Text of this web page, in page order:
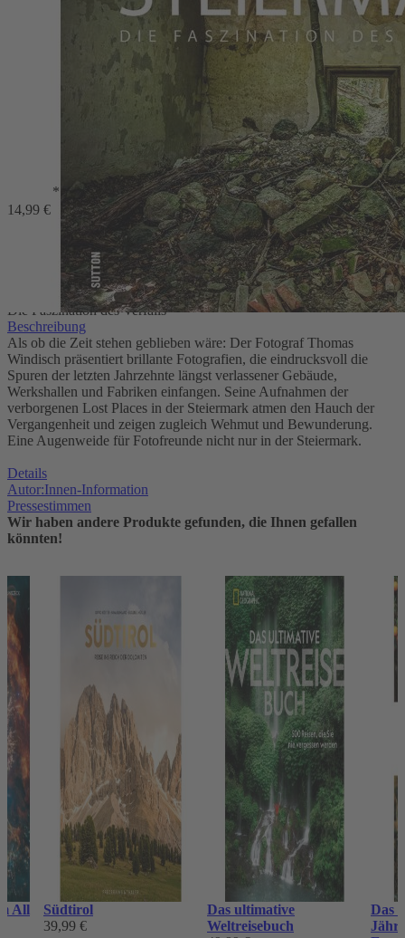
Zum Anfang der Bildergalerie springen
Verlassene Orte Steiermark
Die Faszination des Verfalls
29,99 €
*
14,99 €
Zum Warenkorb hinzufügen
oder im Handel kaufen
Zur Wunschliste hinzufügen
Sofort lieferbar
Die Faszination des Verfalls
Beschreibung
Als ob die Zeit stehen geblieben wäre: Der Fotograf Thomas
Windisch präsentiert brillante Fotografien, die eindrucksvoll die
Spuren der letzten Jahrzehnte längst verlassener Gebäude,
Werkshallen und Fabriken einfangen. Seine Aufnahmen der
verborgenen Lost Places in der Steiermark atmen den Hauch der
Vergangenheit und zeigen zugleich Wehmut und Bewunderung.
Eine Augenweide für Fotofreunde nicht nur in der Steiermark.
Details
Autor:Innen-Information
Pressestimmen
Wir haben andere Produkte gefunden, die Ihnen gefallen
könnten!
All
Südtirol
39,99 €
Das ultimative
Weltreisebuch
Das